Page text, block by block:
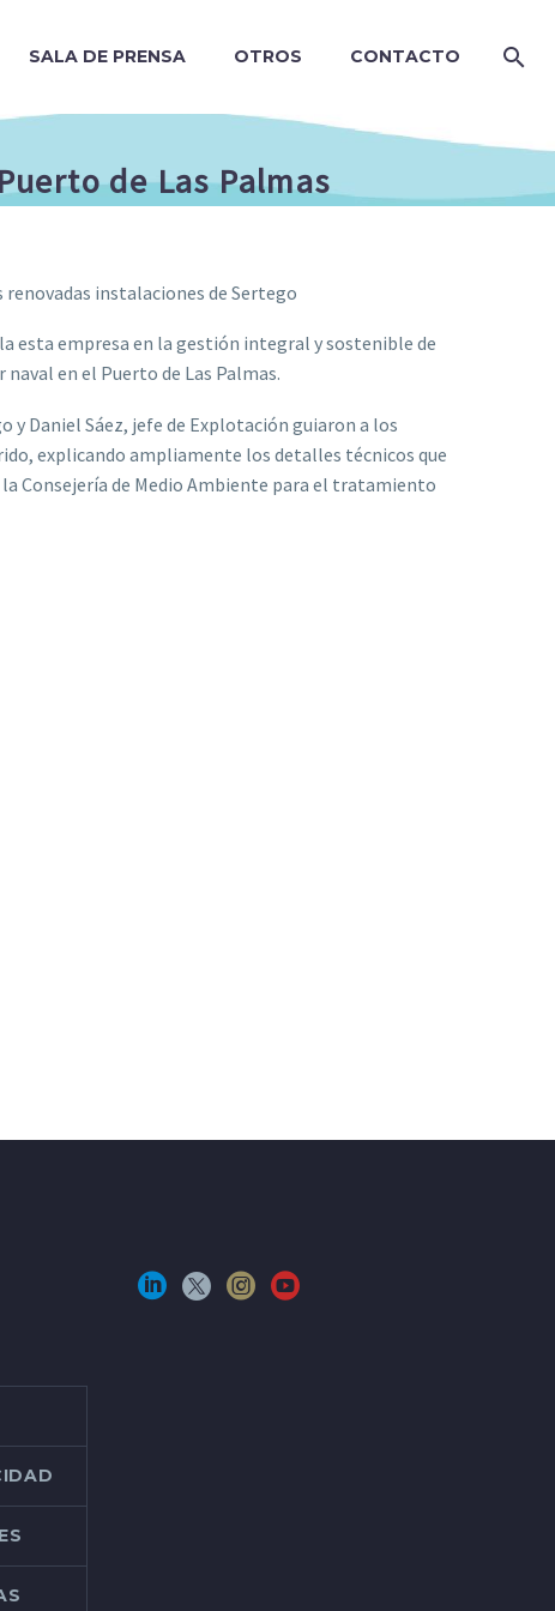
SALA DE PRENSA OTROS CONTACTO
de Las Palmas
renovadas instalaciones de Sertego
esta empresa en la gestión integral y sostenible de
en el Puerto de Las Palmas.
Daniel Sáez, jefe de Explotación guiaron a los
explicando ampliamente los detalles técnicos que
Consejería de Medio Ambiente para el tratamiento